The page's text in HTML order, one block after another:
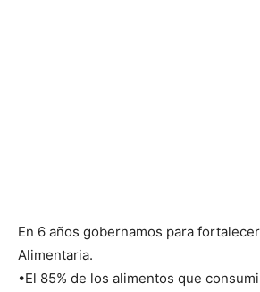
En 6 años gobernamos para
Alimentaria.
•El 85% de los alimentos que